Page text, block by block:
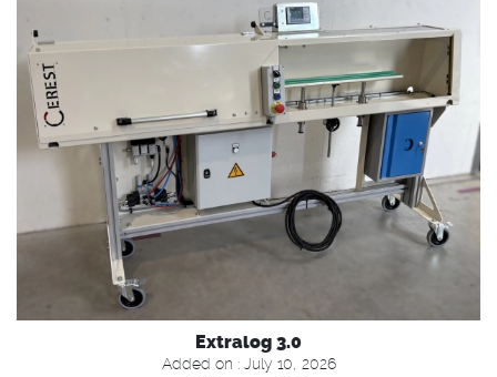
Extralog 3.0
Added on : July 10, 2026